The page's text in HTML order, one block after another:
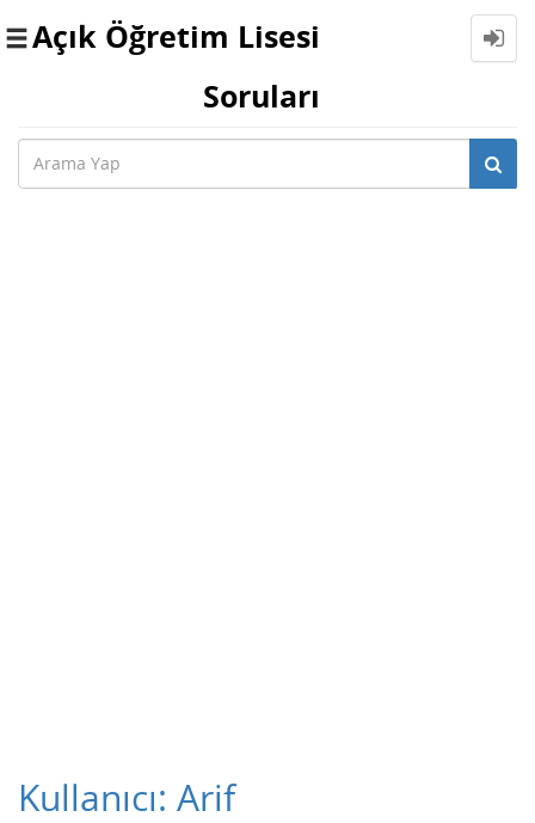
Toggle
Açık Öğretim Lisesi
Soruları
Kullanıcı: Arif